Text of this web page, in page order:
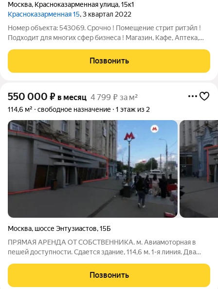
Москва, Красноказарменная улица,15к1
Красноказарменная 15, 3 квартал 2022
Номер объекта: 543069. Срочно ! Помещение стрит ритэйл !
Подходит для многих сфер бизнеса ! Магазин, Кафе, Аптека,
Позвонить
550 000 ₽ в месяц 4 799 ₽ за м²
114,6 м² свободное назначение 1 этаж из 2
Москва, шоссе Энтузиастов,15Б
ПРЯМАЯ АРЕНДА ОТ СОБСТВЕННИКА. м. Авиамоторная в
пешей доступности. Сдается здание, 114,6 м. 1-я линия. Два
Несколько входов. Электрическая мощность 25 кВт. Высота
потолков: первый этаж -
Позвонить